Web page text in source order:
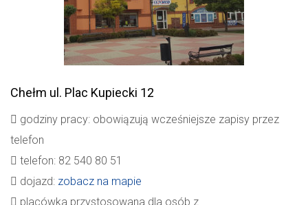
Chełm ul. Plac Kupiecki 12
godziny pracy: obowiązują wcześniejsze zapisy przez
telefon
telefon: 82 540 80 51
dojazd: zobacz na mapie
placówka przystosowana dla osób z